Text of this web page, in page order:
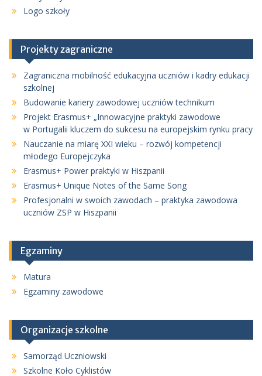
Logo szkoły
Projekty zagraniczne
Zagraniczna mobilność edukacyjna uczniów i kadry edukacji
szkolnej
Budowanie kariery zawodowej uczniów technikum
Projekt Erasmus+ „Innowacyjne praktyki zawodowe
w Portugalii kluczem do sukcesu na europejskim rynku pracy
Nauczanie na miarę XXI wieku – rozwój kompetencji
młodego Europejczyka
Erasmus+ Power praktyki w Hiszpanii
Erasmus+ Unique Notes of the Same Song
Profesjonalni w swoich zawodach – praktyka zawodowa
uczniów ZSP w Hiszpanii
Egzaminy
Matura
Egzaminy zawodowe
Organizacje szkolne
Samorząd Uczniowski
Szkolne Koło Cyklistów